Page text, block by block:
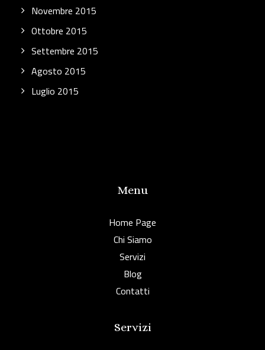
Novembre 2015
Ottobre 2015
Settembre 2015
Agosto 2015
Luglio 2015
Menu
Home Page
Chi Siamo
Servizi
Blog
Contatti
Servizi